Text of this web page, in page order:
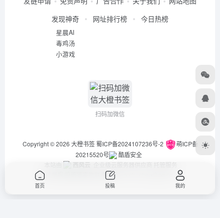
发现神奇
星晨AI
毒鸡汤
小游戏
网址排行榜 今日热榜
扫码加微信
Copyright © 2026 大橙书签 蜀ICP备2024107236号-2
萌ICP备
20215520号
酷盾安全
本站由
西风云 企业级云服务器供应商 托管服务
违法举报/投稿等事物联系邮箱：arch_chen@qq.com
首页 投稿 我的